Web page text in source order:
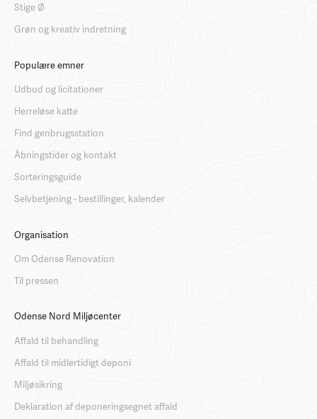
Stige Ø
Grøn og kreativ indretning
Populære emner
Udbud og licitationer
Herreløse katte
Find genbrugsstation
Åbningstider og kontakt
Sorteringsguide
Selvbetjening - bestillinger, kalender
Organisation
Om Odense Renovation
Til pressen
Odense Nord Miljøcenter
Affald til behandling
Affald til midlertidigt deponi
Miljøsikring
Deklaration af deponeringsegnet affald